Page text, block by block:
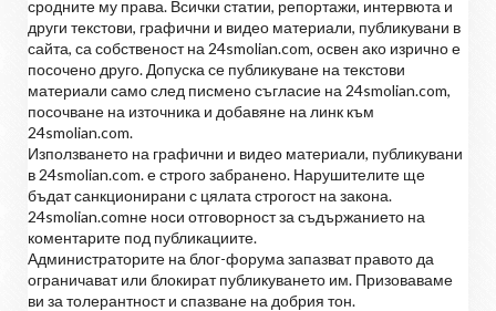
сродните му права. Всички статии, репортажи, интервюта и
други текстови, графични и видео материали, публикувани в
сайта, са собственост на 24smolian.com, освен ако изрично е
посочено друго. Допуска се публикуване на текстови
материали само след писмено съгласие на 24smolian.com,
посочване на източника и добавяне на линк към
24smolian.com.
Използването на графични и видео материали, публикувани
в 24smolian.com. е строго забранено. Нарушителите ще
бъдат санкционирани с цялата строгост на закона.
24smolian.comне носи отговорност за съдържанието на
коментарите под публикациите.
Администраторите на блог-форума запазват правото да
ограничават или блокират публикуването им. Призоваваме
ви за толерантност и спазване на добрия тон.